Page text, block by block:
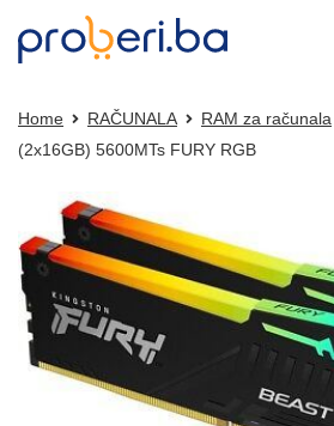
Home RAČUNALA RAM za računala
(2x16GB) 5600MTs FURY RGB